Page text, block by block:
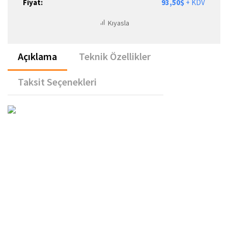
Fiyat: 93,50$ + KDV
Kıyasla
Açıklama
Teknik Özellikler
Taksit Seçenekleri